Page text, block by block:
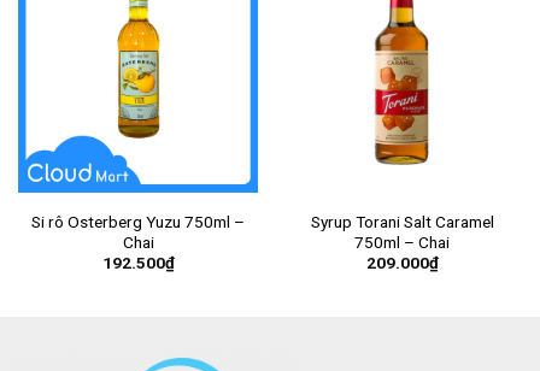
Si rô Osterberg Yuzu 750ml –
Chai
192.500₫
Syrup Torani Salt Caramel
750ml – Chai
209.000₫